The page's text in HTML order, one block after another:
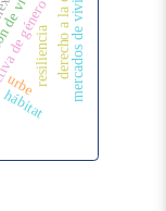
urberesiliencia mercados de vivienda
hábitat